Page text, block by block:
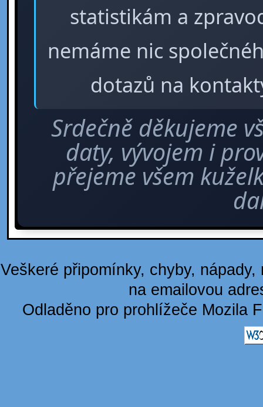
statistikám a
nemáme nic
dotazů na
Srdečně děkujeme
daty, vývojem i
přejeme všem
Veškeré připomínky, chyby,
na emailovou
Odladěno pro prohlížeče Mozila